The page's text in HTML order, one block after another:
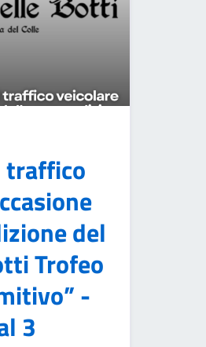
traffico
del
Trofeo
-
3